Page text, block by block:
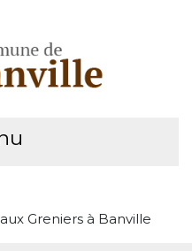
Greniers à Banville